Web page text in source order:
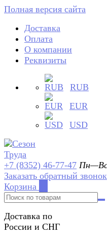
Полная версия сайта
Доставка
Оплата
О компании
Реквизиты
RUB
EUR
USD
+7 (8352) 46-77-47
Заказать обратный звонок
Корзина
Доставка по
России и СНГ